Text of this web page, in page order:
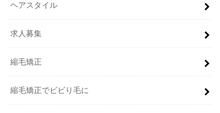
ヘアスタイル
求人募集
縮毛矯正
縮毛矯正でビビり毛に